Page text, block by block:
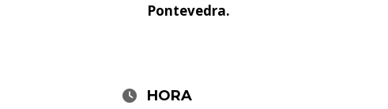
Pontevedra.
HORA